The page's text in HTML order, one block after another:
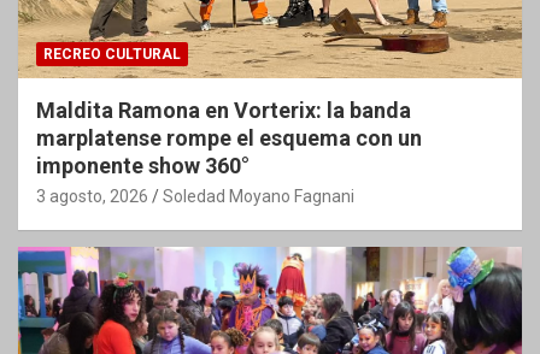
RECREO CULTURAL
Maldita Ramona en Vorterix: la banda
marplatense rompe el esquema con un
imponente show 360°
3 agosto, 2026 Soledad Moyano Fagnani